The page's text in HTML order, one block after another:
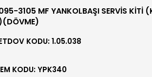
3105 MF YANKOLBAŞI SERVİS KİTİ
KODU: 1.05.038
KODU: YPK340